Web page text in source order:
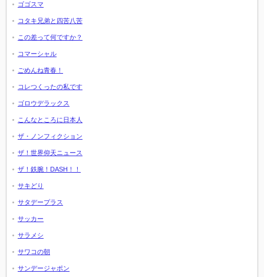
ゴゴスマ
コタキ兄弟と四苦八苦
この差って何ですか？
コマーシャル
ごめんね青春！
コレつくったの私です
ゴロウデラックス
こんなところに日本人
ザ・ノンフィクション
ザ！世界仰天ニュース
ザ！鉄腕！DASH！！
サキどり
サタデープラス
サッカー
サラメシ
サワコの朝
サンデージャポン